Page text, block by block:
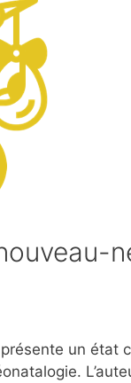
un état